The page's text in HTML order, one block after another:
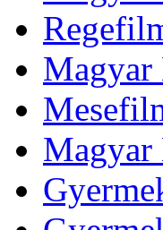
Magyar
Magyar